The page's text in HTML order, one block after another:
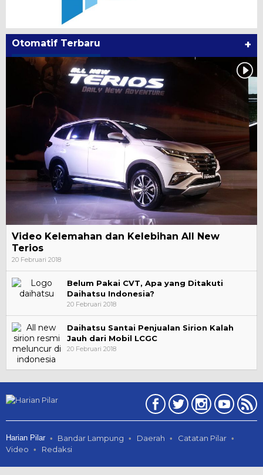
Otomatif Terbaru +
Video Kelemahan dan Kelebihan All New
Terios
20 Februari 2018
Belum Pakai CVT, Apa yang Ditakuti
Daihatsu Indonesia?
20 Februari 2018
Daihatsu Santai Penjualan Sirion Kalah
Jauh dari Mobil LCGC
20 Februari 2018
Harian Pilar Bandar Lampung Daerah
Catatan Pilar
Video
Redaksi